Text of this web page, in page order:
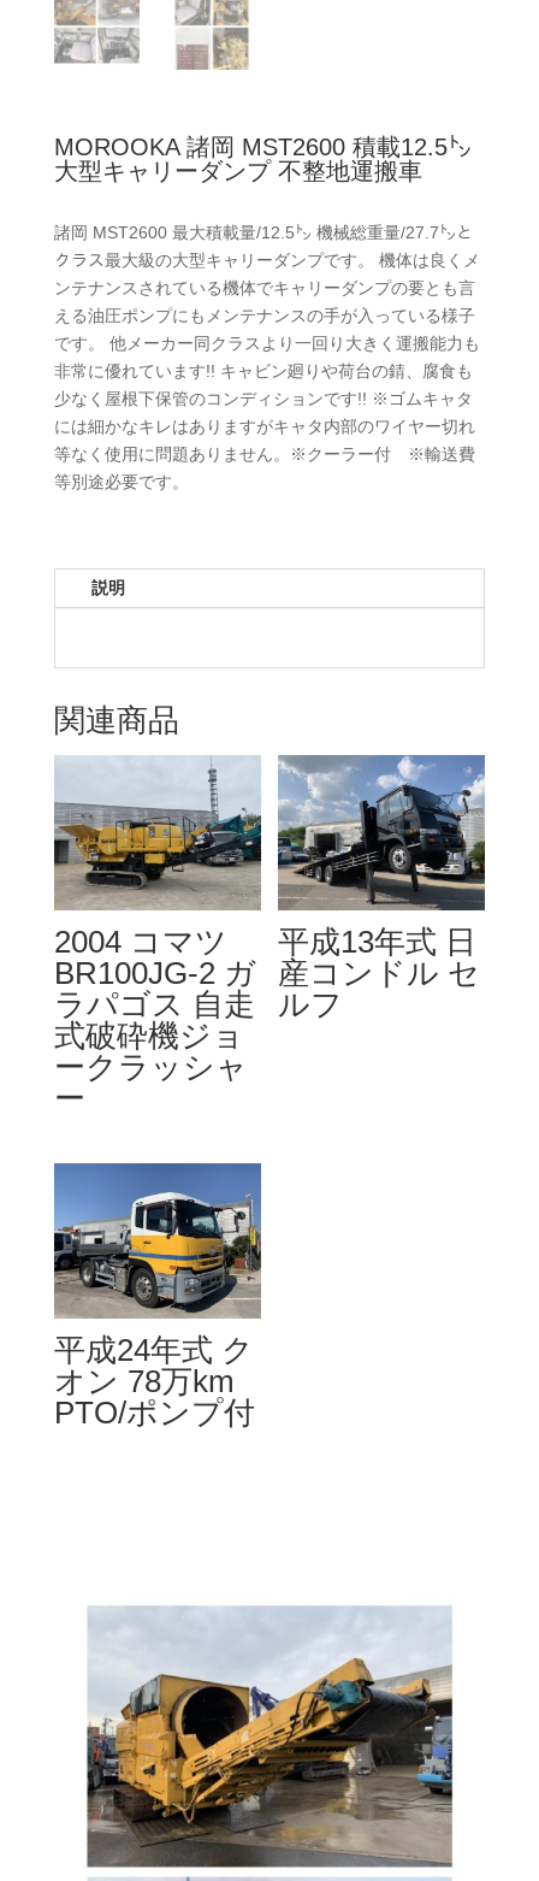
MOROOKA 諸岡 MST2600 積載12.5㌧
大型キャリーダンプ 不整地運搬車
諸岡 MST2600 最大積載量/12.5㌧ 機械総重量/27.7㌧と
クラス最大級の大型キャリーダンプです。 機体は良くメ
ンテナンスされている機体でキャリーダンプの要とも言
える油圧ポンプにもメンテナンスの手が入っている様子
です。 他メーカー同クラスより一回り大きく運搬能力も
非常に優れています!! キャビン廻りや荷台の錆、腐食も
少なく屋根下保管のコンディションです!! ※ゴムキャタ
には細かなキレはありますがキャタ内部のワイヤー切れ
等なく使用に問題ありません。※クーラー付 ※輸送費
等別途必要です。
説明
関連商品
2004 コマツ
BR100JG-2 ガ
ラパゴス 自走
式破砕機ジョ
ークラッシャ
ー
平成13年式 日
産コンドル セ
ルフ
平成24年式 ク
オン 78万km
PTO/ポンプ付